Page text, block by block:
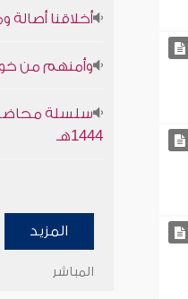
أخلاقنا أصالة
وأمنهم من
سلسلة
1444هـ
المزيد
المباشر